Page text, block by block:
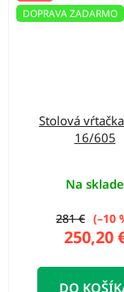
DOPRAVA ZADARMO
Stolová
16/605
Na sklade
250,20
281 € (–10
DO